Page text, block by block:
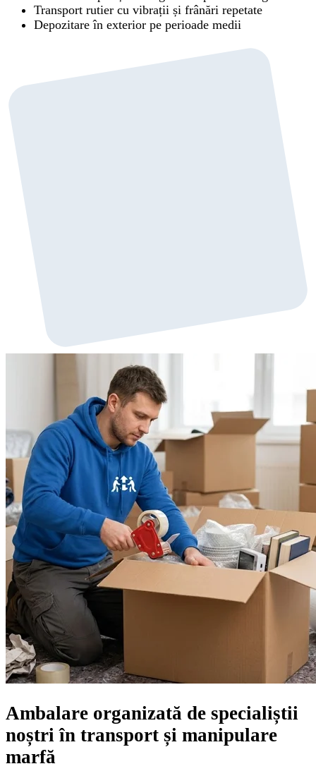
Transport rutier cu vibrații și frânări repetate
Depozitare în exterior pe perioade medii
Ambalare organizată de specialiștii
noștri în transport și manipulare
marfă